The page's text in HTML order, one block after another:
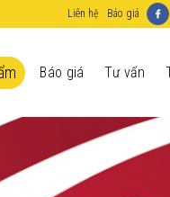
Liên hệ Báo giá
Báo giá Tư vấn